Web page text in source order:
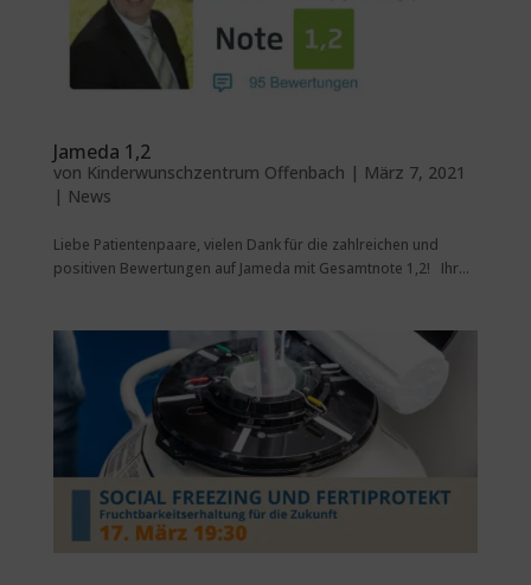
Jameda 1,2
von Kinderwunschzentrum Offenbach | März 7, 2021
| News
Liebe Patientenpaare, vielen Dank für die zahlreichen und
positiven Bewertungen auf Jameda mit Gesamtnote 1,2! Ihr...